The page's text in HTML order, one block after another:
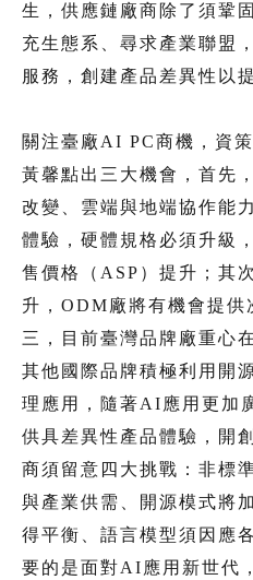
生，供應鏈廠商除了須鞏
充生態系、尋求產業聯盟
服務，創建產品差異性以
關注臺廠AI PC商機，資
黃馨點出三大機會，首先
改變、雲端與地端協作能
體驗，硬體規格必須升級
售價格（ASP）提升；其
升，ODM廠將有機會提供
三，目前臺灣品牌廠重心
其他國際品牌積極利用開
理應用，隨著AI應用更加
供具差異性產品體驗，開
商須留意四大挑戰：非標
與產業供需、開源模式將
得平衡、語言模型須因應
要的是面對AI應用新世代